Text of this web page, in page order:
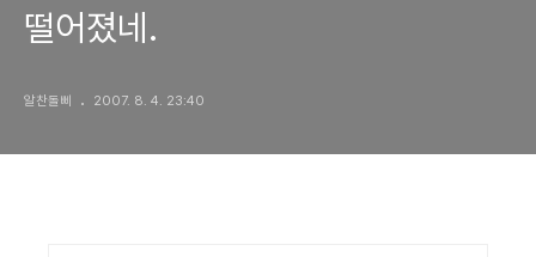
떨어졌네.
알찬돌삐 2007. 8. 4. 23:40